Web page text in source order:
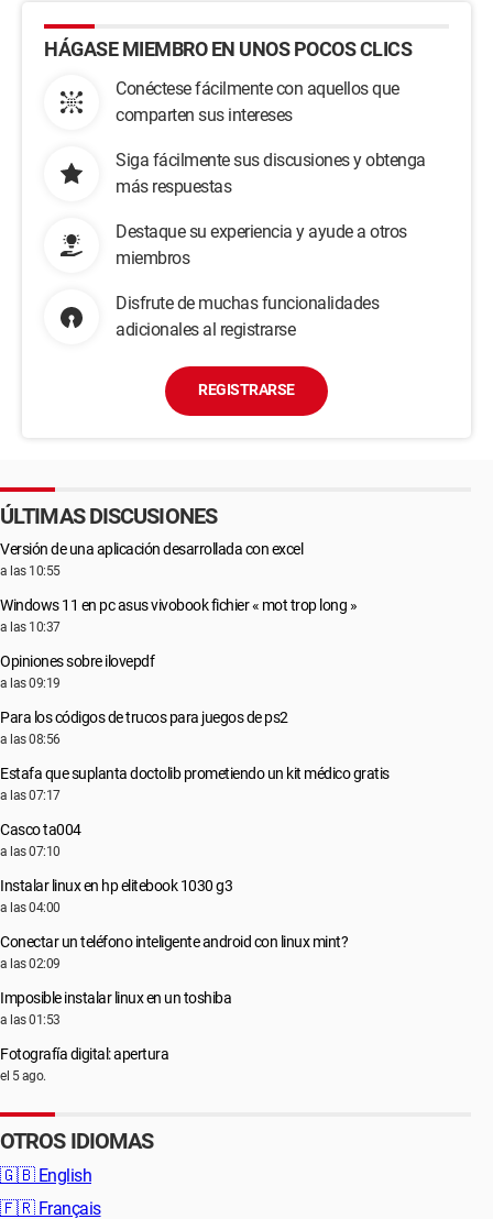
HÁGASE MIEMBRO EN UNOS POCOS CLICS
Conéctese fácilmente con aquellos que
comparten sus intereses
Siga fácilmente sus discusiones y obtenga
más respuestas
Destaque su experiencia y ayude a otros
miembros
Disfrute de muchas funcionalidades
adicionales al registrarse
REGISTRARSE
ÚLTIMAS DISCUSIONES
Versión de una aplicación desarrollada con excel
a las 10:55
Windows 11 en pc asus vivobook fichier « mot trop long »
a las 10:37
Opiniones sobre ilovepdf
a las 09:19
Para los códigos de trucos para juegos de ps2
a las 08:56
Estafa que suplanta doctolib prometiendo un kit médico gratis
a las 07:17
Casco ta004
a las 07:10
Instalar linux en hp elitebook 1030 g3
a las 04:00
Conectar un teléfono inteligente android con linux mint?
a las 02:09
Imposible instalar linux en un toshiba
a las 01:53
Fotografía digital: apertura
el 5 ago.
OTROS IDIOMAS
🇬🇧 English
🇫🇷 Français